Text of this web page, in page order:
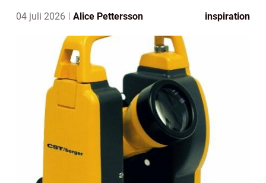
04 juli 2026 Alice Pettersson inspiration